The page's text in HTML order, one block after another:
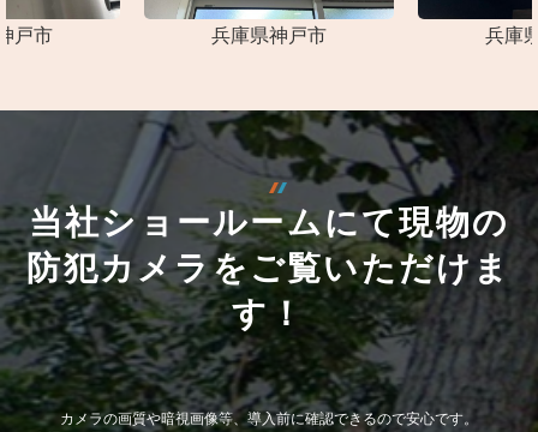
戸市 兵庫県神戸市 兵庫
当社ショールームにて現物の
防犯カメラをご覧いただけま
す！
カメラの画質や暗視画像等、導入前に確認できるので安心です。